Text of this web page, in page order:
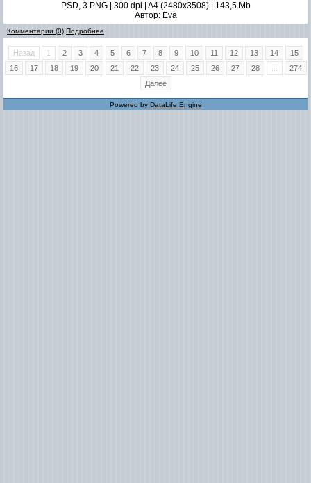
PSD, 3 PNG | 300 dpi | A4 (2480x3508) | 143,5 Mb
Автор: Eva
Комментарии (0) Подробнее
Назад 1 2 3 4 5 6 7 8 9 10 11 12 13 14
15
16
17 18 19 20 21 22 23 24 25 26 27 28
274
Далее
Powered by DataLife Engine